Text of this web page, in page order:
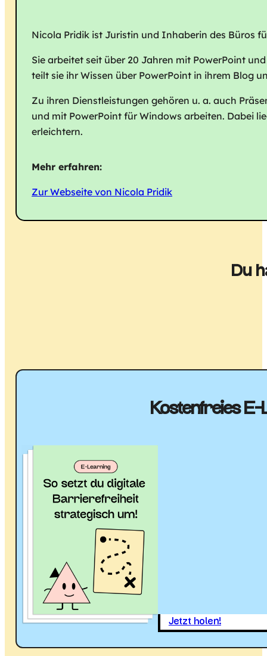
Nicola Pridik ist Juristin und Inhaberin des Büros
Sie arbeitet seit über 20 Jahren mit PowerPoint
teilt sie ihr Wissen über PowerPoint in ihrem Blog
Zu ihren Dienstleistungen gehören u. a. auch
und mit PowerPoint für Windows arbeiten. Dabei
erleichtern.
Mehr erfahren:
Zur Webseite von Nicola Pridik
Du
Kostenfreies
Jetzt holen!